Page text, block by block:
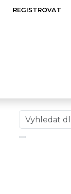
REGISTROVAT